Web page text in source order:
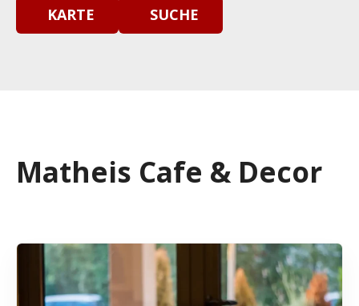
KARTE SUCHE
Matheis Cafe & Decor